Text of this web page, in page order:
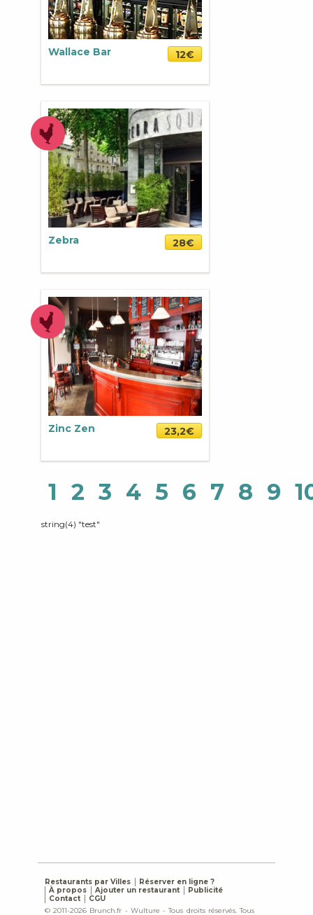
Wallace Bar 12€
Zebra 28€
Zinc Zen 23,2€
1 2 3 4 5 6 7 8 9
string(4) "test"
Restaurants par Villes
Réserver en ligne ?
À propos
Ajouter un restaurant
Publicité
Contact
CGU
© 2011-2026 Brunch.fr - Wulture - Tous droits réservés. Tous